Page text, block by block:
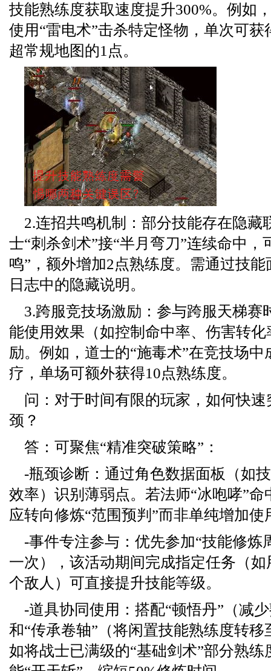
技能熟练度获取速度提升300%。例如
使用“雷电术”击杀特定怪物，单次可获
超常规地图的1点。
2.连招共鸣机制：部分技能存在隐藏
士“刺杀剑术”接“半月弯刀”连续命中，
鸣”，额外增加2点熟练度。需通过技
日志中的隐藏说明。
3.跨服竞技场激励：参与跨服天梯赛
能使用效果（如控制命中率、伤害转
励。例如，道士的“施毒术”在竞技场
疗，单场可额外获得10点熟练度。
问：对于时间有限的玩家，如何快
颈？
答：可聚焦“精准突破策略”：
-瓶颈诊断：通过角色数据面板（如
效率）识别薄弱点。若法师“冰咆哮”命
应转向修炼“范围预判”而非单纯增加使
-事件专注参与：优先参加“技能修炼
一次），该活动期间完成指定任务（如
个敌人）可直接提升技能等级。
-道具协同使用：搭配“顿悟丹”（减
和“传承卷轴”（将闲置技能熟练度转
如将战士已满级的“基础剑术”部分熟练